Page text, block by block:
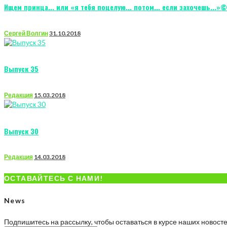
Ищем принца... или «я тебя поцелую... потом... если захочешь...»©
Сергей Волгин31.10.2018
Выпуск 35
Редакция 15.03.2018
Выпуск 30
Редакция 14.03.2018
ОСТАВАЙТЕСЬ С НАМИ!
News
Подпишитесь на рассылку, чтобы оставаться в курсе наших